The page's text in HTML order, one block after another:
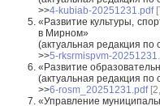
>>4-kubiab-20251231.pdf
«Развитие культуры,
в Мирном»
(актуальная редакция по
>>5-rksrmispvm-
«Развитие
(актуальная редакция по
>>6-rosm_20251231.pdf
«Управление